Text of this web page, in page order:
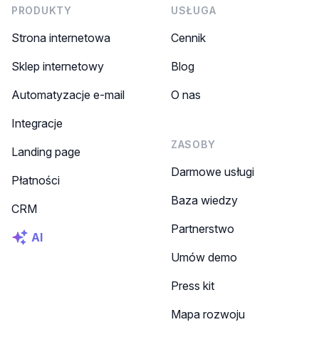
PRODUKTY
Strona internetowa
Sklep internetowy
Automatyzacje e-mail
Integracje
Landing page
Płatności
CRM
AI
USŁUGA
Cennik
Blog
O nas
ZASOBY
Darmowe usługi
Baza wiedzy
Partnerstwo
Umów demo
Press kit
Mapa rozwoju